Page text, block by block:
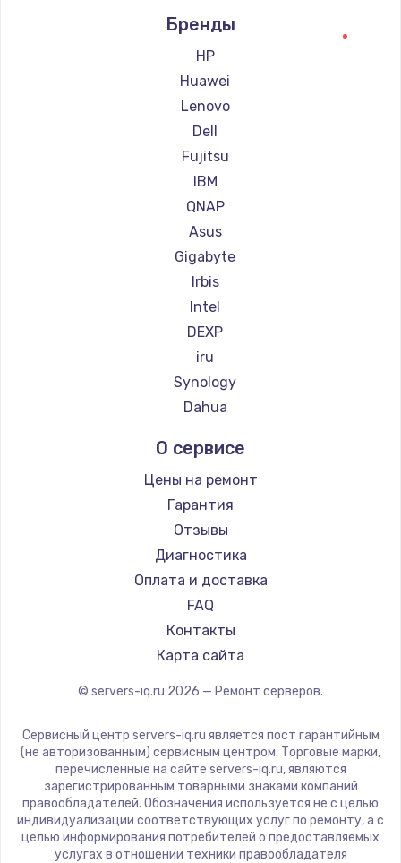
Бренды
HP
Huawei
Lenovo
Dell
Fujitsu
IBM
QNAP
Asus
Gigabyte
Irbis
Intel
DEXP
iru
Synology
Dahua
О сервисе
Цены на ремонт
Гарантия
Отзывы
Диагностика
Оплата и доставка
FAQ
Контакты
Карта сайта
© servers-iq.ru 2026 — Ремонт серверов.
Сервисный центр servers-iq.ru является пост гарантийным
(не авторизованным) сервисным центром. Торговые марки,
перечисленные на сайте servers-iq.ru, являются
зарегистрированным товарными знаками компаний
правообладателей. Обозначения используется не с целью
индивидуализации соответствующих услуг по ремонту, а с
целью информирования потребителей о предоставляемых
услугах в отношении техники правообладателя